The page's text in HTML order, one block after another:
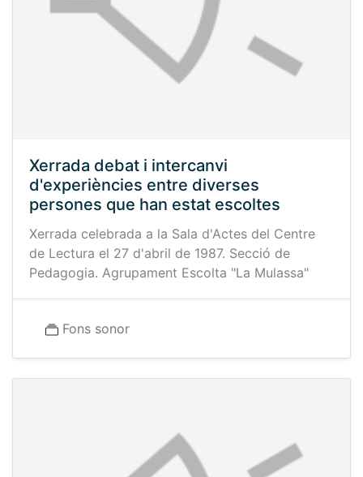
Xerrada debat i intercanvi
d'experiències entre diverses
persones que han estat escoltes
Xerrada celebrada a la Sala d'Actes del Centre
de Lectura el 27 d'abril de 1987. Secció de
Pedagogia. Agrupament Escolta "La Mulassa"
Fons sonor